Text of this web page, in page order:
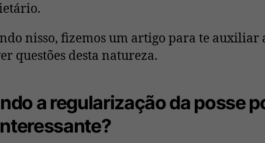
nisso, fizemos um artigo para te auxiliar
questões desta natureza.
a regularização da posse